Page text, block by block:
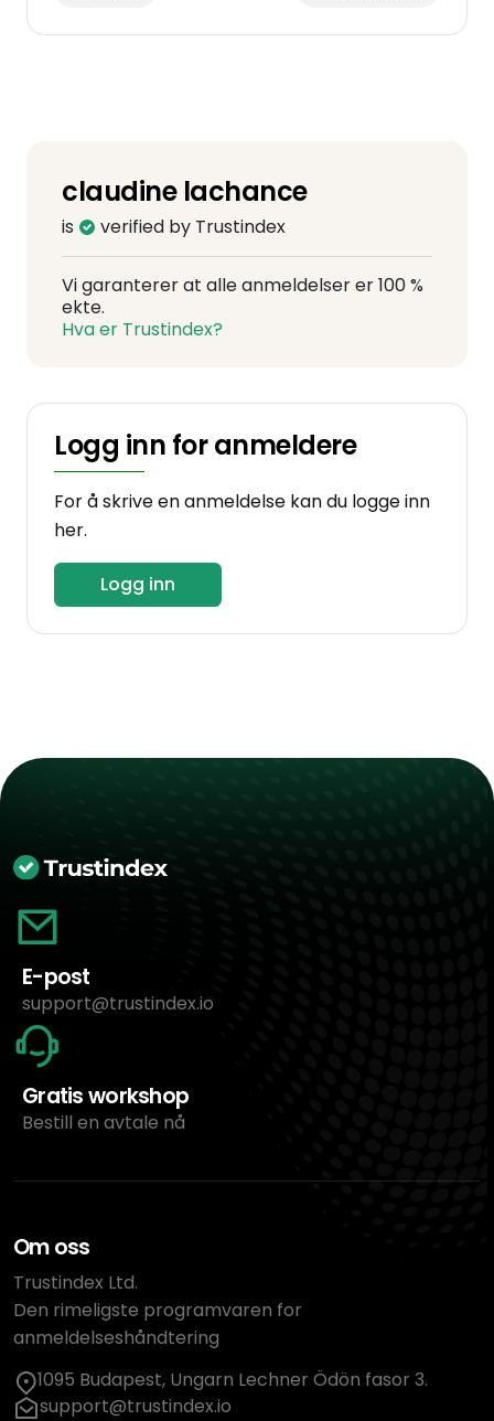
claudine lachance
is verified by Trustindex
Vi garanterer at alle anmeldelser er 100 %
ekte.
Hva er Trustindex?
Logg inn for anmeldere
For å skrive en anmeldelse kan du logge inn
her.
Logg inn
E-post
support@trustindex.io
Gratis workshop
Bestill en avtale nå
Om oss
Trustindex Ltd.
Den rimeligste programvaren for
anmeldelseshåndtering
1095 Budapest, Ungarn Lechner Ödön fasor 3.
support@trustindex.io